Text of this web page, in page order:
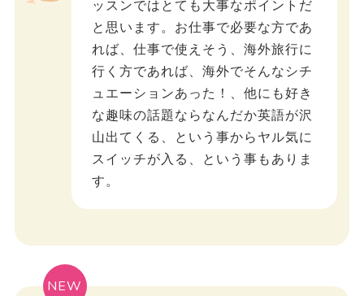
ッスンではとても大事なポイントだ
と思います。お仕事で必要な方であ
れば、仕事で使えそう、海外旅行に
行く方であれば、海外でそんなシチ
ュエーションあった！、他にも好き
な趣味の話題ならなんだか英語が沢
山出てくる、という事からヤル気に
スイッチが入る、という事もありま
す。
NEW